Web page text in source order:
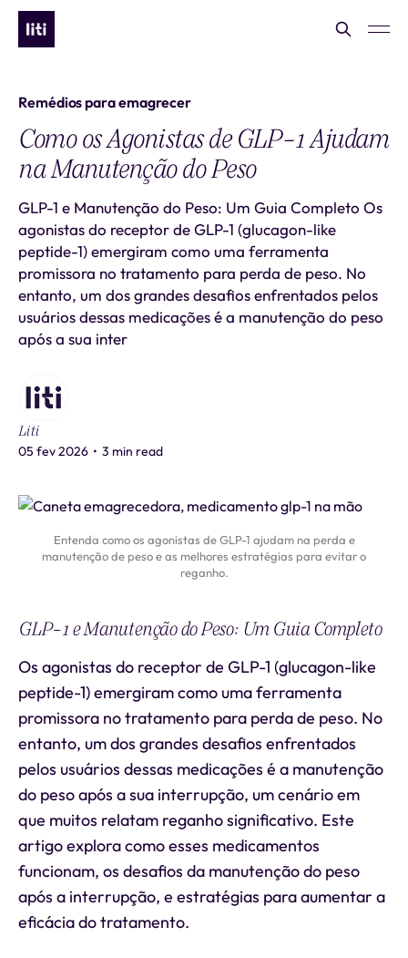
Remédios para emagrecer
Como os Agonistas de GLP-1 Ajudam
na Manutenção do Peso
GLP-1 e Manutenção do Peso: Um Guia Completo Os
agonistas do receptor de GLP-1 (glucagon-like
peptide-1) emergiram como uma ferramenta
promissora no tratamento para perda de peso. No
entanto, um dos grandes desafios enfrentados pelos
usuários dessas medicações é a manutenção do peso
após a sua inter
Liti
05 fev 2026 • 3 min read
Entenda como os agonistas de GLP-1 ajudam na perda e
manutenção de peso e as melhores estratégias para evitar o
reganho.
GLP-1 e Manutenção do Peso: Um Guia Completo
Os agonistas do receptor de GLP-1 (glucagon-like
peptide-1) emergiram como uma ferramenta
promissora no tratamento para perda de peso. No
entanto, um dos grandes desafios enfrentados
pelos usuários dessas medicações é a manutenção
do peso após a sua interrupção, um cenário em
que muitos relatam reganho significativo. Este
artigo explora como esses medicamentos
funcionam, os desafios da manutenção do peso
após a interrupção, e estratégias para aumentar a
eficácia do tratamento.